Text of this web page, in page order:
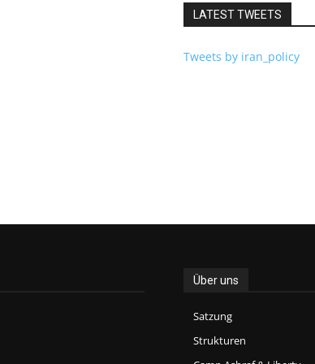
LATEST TWEETS
Tweets by iran_policy
Über uns
Satzung
Strukturen